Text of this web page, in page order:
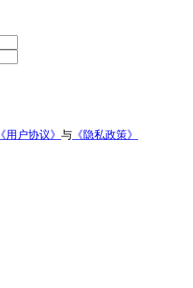
《用户协议》 与 《隐私政策》